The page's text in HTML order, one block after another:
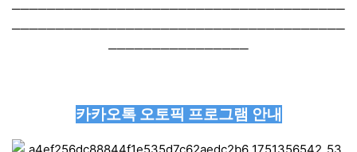
──────────────────────────────────────
──────────────────────────────────────
────────────────
카카오톡 오토픽 프로그램 안내